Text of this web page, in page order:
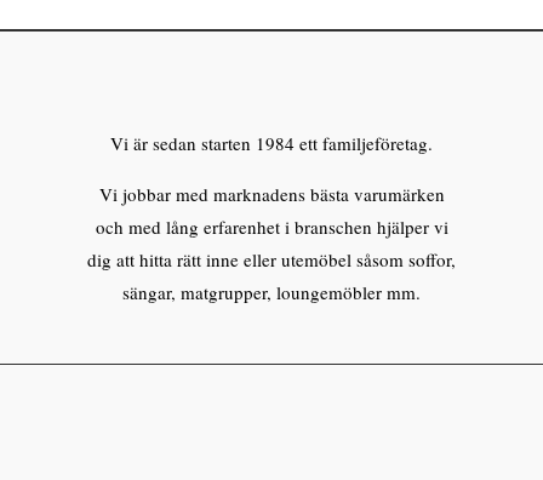
Vi är sedan starten 1984 ett familjeföretag.
Vi jobbar med marknadens bästa varumärken
och med lång erfarenhet i branschen hjälper vi
dig att hitta rätt inne eller utemöbel såsom soffor,
sängar, matgrupper, loungemöbler mm.